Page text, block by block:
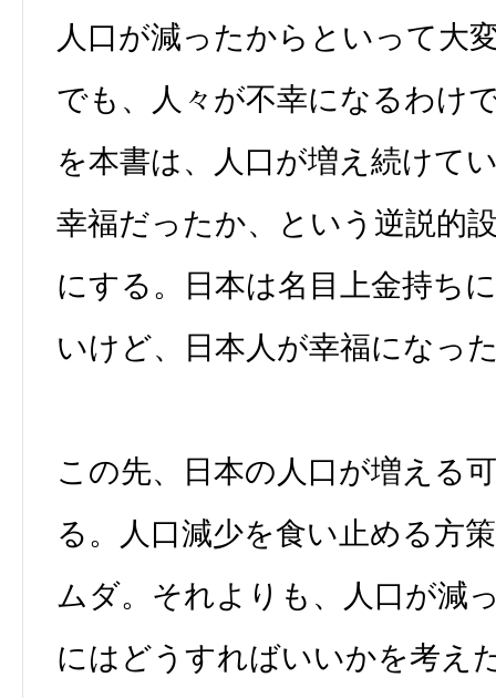
人口が減ったからといって大
でも、人々が不幸になるわけ
を本書は、人口が増え続けて
幸福だったか、という逆説的
にする。日本は名目上金持ち
いけど、日本人が幸福になっ
この先、日本の人口が増える
る。人口減少を食い止める方
ムダ。それよりも、人口が減
にはどうすればいいかを考え